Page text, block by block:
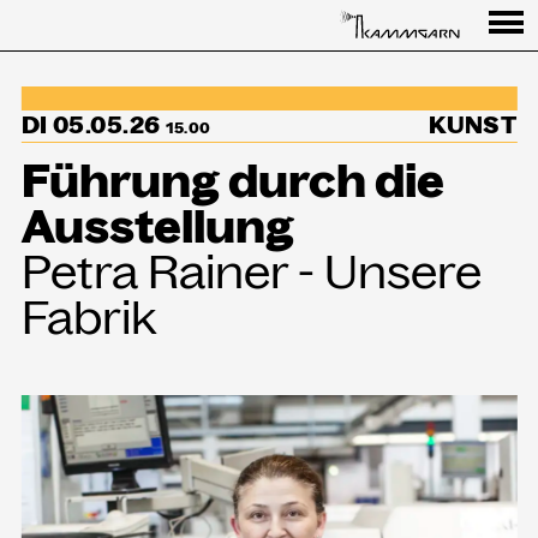
Programm
↳Summer Sessions
Besuch
Ausstellungen
Über uns
Partner
Aktuelles
DI 05.05.26 15.00 KUNST
Führung durch die
Ausstellung
Petra Rainer - Unsere
Fabrik